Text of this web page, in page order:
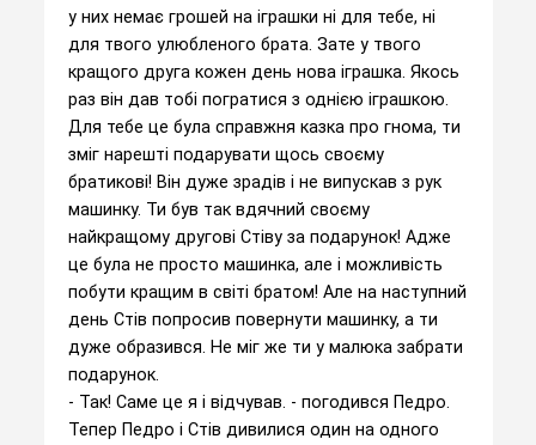
у них немає грошей на іграшки ні для тебе, ні
для твого улюбленого брата. Зате у твого
кращого друга кожен день нова іграшка. Якось
раз він дав тобі погратися з однією іграшкою.
Для тебе це була справжня казка про гнома, ти
зміг нарешті подарувати щось своєму
братикові! Він дуже зрадів і не випускав з рук
машинку. Ти був так вдячний своєму
найкращому другові Стіву за подарунок! Адже
це була не просто машинка, але і можливість
побути кращим в світі братом! Але на наступний
день Стів попросив повернути машинку, а ти
дуже образився. Не міг же ти у малюка забрати
подарунок.
- Так! Саме це я і відчував. - погодився Педро.
Тепер Педро і Стів дивилися один на одного